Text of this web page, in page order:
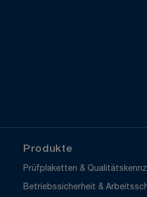
Produkte
Prüfplaketten &
Betriebssicherheit &